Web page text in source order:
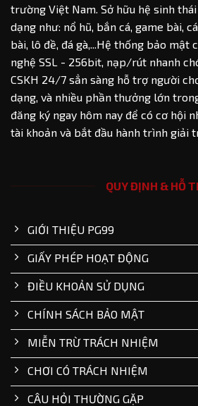
trường Việt Nam. Sở hữu hệ sinh
dạng như: nổ hũ, bắn cá, game bài,
bài, lô đề, đá gà,...Hệ thống bảo mật
nghệ SSL - 256bit, nạp/rút nhanh
CSKH 24/7 sẳn sàng hỗ trợ người
dạng, và nhiều phần thưởng lớn
đăng ký ngay hôm nay để có cơ hội
tài khoản và bắt đầu hành trình giải
QUY ĐỊNH & HỖ
GIỚI THIỆU PG99
GIẤY PHÉP HOẠT ĐỘNG
ĐIỀU KHOẢN SỬ DỤNG
CHÍNH SÁCH BẢO MẬT
MIỄN TRỪ TRÁCH NHIỆM
CHƠI CÓ TRÁCH NHIỆM
CÂU HỎI THƯỜNG GẶP